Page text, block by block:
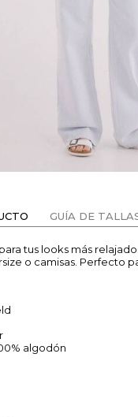
GUÍA DE
tus looks más
o camisas. Perfecto
algodón